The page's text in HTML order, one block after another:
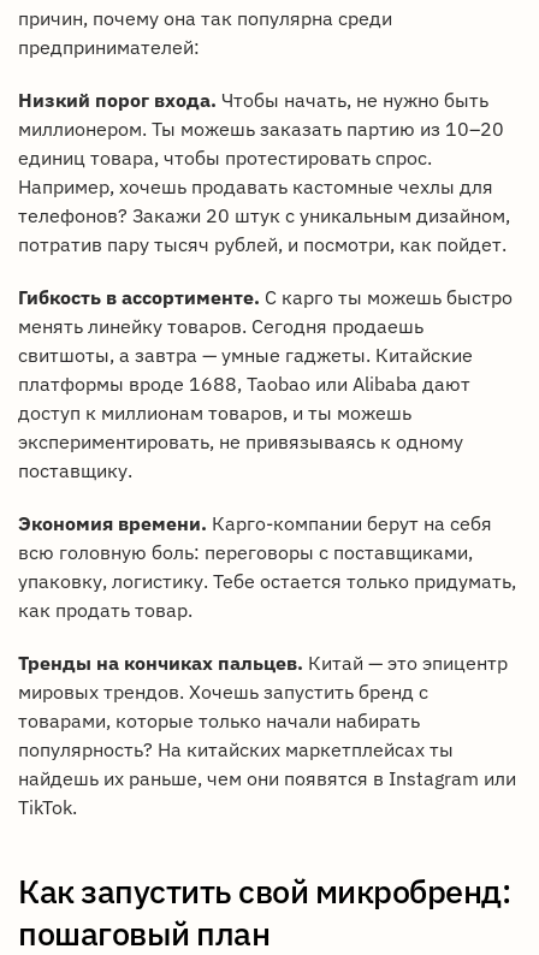
причин, почему она так популярна среди
предпринимателей:
Низкий порог входа. Чтобы начать, не нужно быть
миллионером. Ты можешь заказать партию из 10–20
единиц товара, чтобы протестировать спрос.
Например, хочешь продавать кастомные чехлы для
телефонов? Закажи 20 штук с уникальным дизайном,
потратив пару тысяч рублей, и посмотри, как пойдет.
Гибкость в ассортименте. С карго ты можешь быстро
менять линейку товаров. Сегодня продаешь
свитшоты, а завтра — умные гаджеты. Китайские
платформы вроде 1688, Taobao или Alibaba дают
доступ к миллионам товаров, и ты можешь
экспериментировать, не привязываясь к одному
поставщику.
Экономия времени. Карго-компании берут на себя
всю головную боль: переговоры с поставщиками,
упаковку, логистику. Тебе остается только придумать,
как продать товар.
Тренды на кончиках пальцев. Китай — это эпицентр
мировых трендов. Хочешь запустить бренд с
товарами, которые только начали набирать
популярность? На китайских маркетплейсах ты
найдешь их раньше, чем они появятся в Instagram или
TikTok.
Как запустить свой микробренд:
пошаговый план